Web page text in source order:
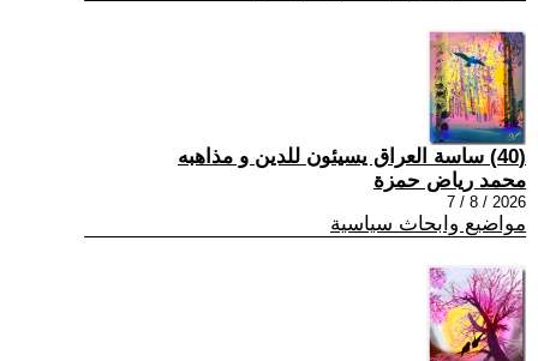
(40) ساسة العراق يسيئون للدين و مذاهبه
محمد رياض حمزة
2026 / 8 / 7
مواضيع وابحاث سياسية